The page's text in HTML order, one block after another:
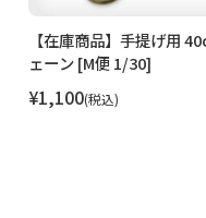
【在庫商品】手提げ用
ェーン [M便 1/30]
¥1,100 税込